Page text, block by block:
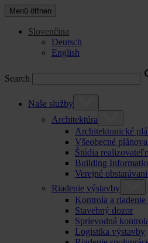
Menü öffnen
Slovenčina
Deutsch
English
Search
Naše služby
Architektúra
Architektonické
Všeobecné
Štúdia
Building
Verejné
Riadenie výstavby
Kontrola a
Stavebný dozor
Sprievodná
Logistika výstavby